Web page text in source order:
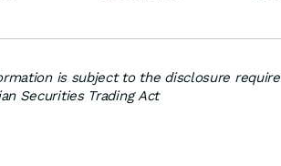
is subject to the disclosure
Securities Trading Act